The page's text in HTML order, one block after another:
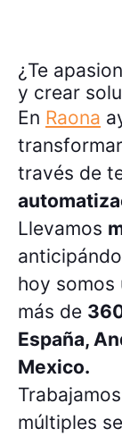
¿Te
y crear
En Raona
través de
Llevamos
hoy somos
más de
España,
Mexico.
múltiples